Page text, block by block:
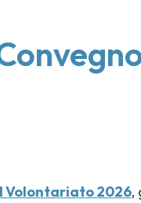
Volontariato 2026,